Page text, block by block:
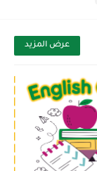
عرض المزيد